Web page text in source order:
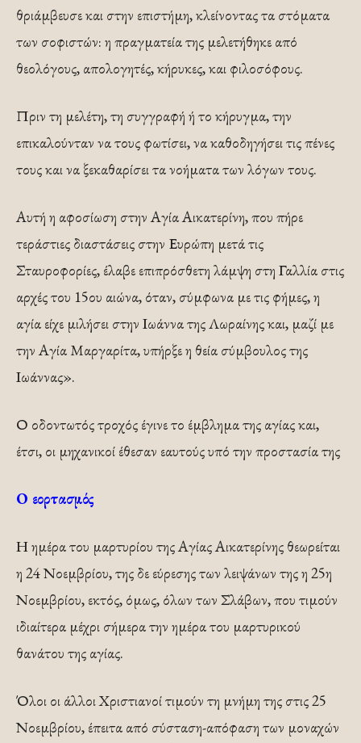
θριάμβευσε και στην επιστήμη, κλείνοντας τα στόματα
των σοφιστών: η πραγματεία της μελετήθηκε από
θεολόγους, απολογητές, κήρυκες, και φιλοσόφους.
Πριν τη μελέτη, τη συγγραφή ή το κήρυγμα, την
επικαλούνταν να τους φωτίσει, να καθοδηγήσει τις πένες
τους και να ξεκαθαρίσει τα νοήματα των λόγων τους.
Αυτή η αφοσίωση στην Αγία Αικατερίνη, που πήρε
τεράστιες διαστάσεις στην Ευρώπη μετά τις
Σταυροφορίες, έλαβε επιπρόσθετη λάμψη στη Γαλλία στις
αρχές του 15ου αιώνα, όταν, σύμφωνα με τις φήμες, η
αγία είχε μιλήσει στην Ιωάννα της Λωραίνης και, μαζί με
την Αγία Μαργαρίτα, υπήρξε η θεία σύμβουλος της
Ιωάννας».
Ο οδοντωτός τροχός έγινε το έμβλημα της αγίας και,
έτσι, οι μηχανικοί έθεσαν εαυτούς υπό την προστασία της
Ο εορτασμός
Η ημέρα του μαρτυρίου της Αγίας Αικατερίνης θεωρείται
η 24 Νοεμβρίου, της δε εύρεσης των λειψάνων της η 25η
Νοεμβρίου, εκτός, όμως, όλων των Σλάβων, που τιμούν
ιδιαίτερα μέχρι σήμερα την ημέρα του μαρτυρικού
θανάτου της αγίας.
Όλοι οι άλλοι Χριστιανοί τιμούν τη μνήμη της στις 25
Νοεμβρίου, έπειτα από σύσταση-απόφαση των μοναχών